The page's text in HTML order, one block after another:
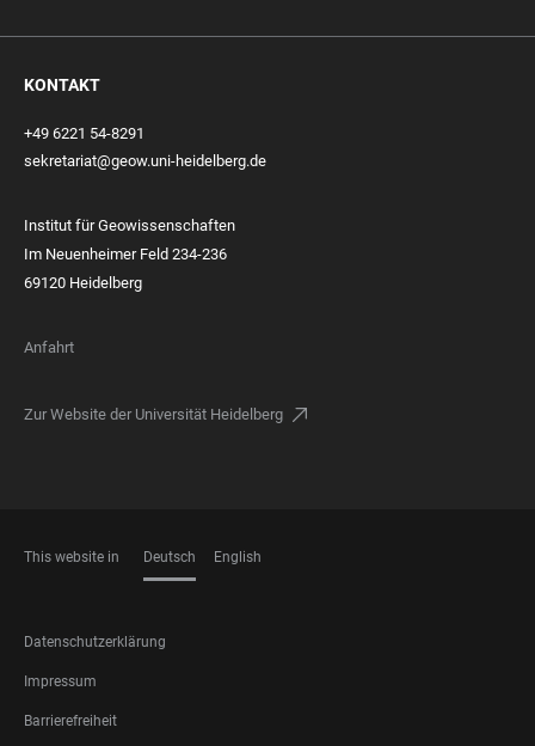
KONTAKT
+49 6221 54-8291
sekretariat@geow.uni-heidelberg.de
Institut für Geowissenschaften
Im Neuenheimer Feld 234-236
69120 Heidelberg
Anfahrt
Zur Website der Universität Heidelberg
This website in Deutsch English
FOOTER
LEGAL
Datenschutzerklärung
Impressum
Barrierefreiheit